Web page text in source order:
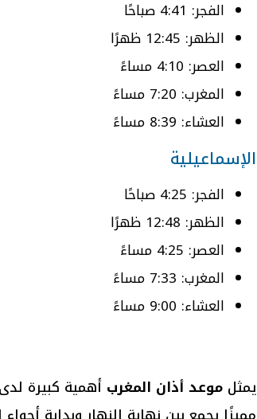
الفجر: 4:41 صباحًا
الظهر: 12:45 ظهرًا
العصر: 4:10 مساءً
المغرب: 7:20 مساءً
العشاء: 8:39 مساءً
الإسماعيلية
الفجر: 4:25 صباحًا
الظهر: 12:48 ظهرًا
العصر: 4:25 مساءً
المغرب: 7:33 مساءً
العشاء: 9:00 مساءً
يمثل موعد أذان المغرب أهمية كبيرة لدى